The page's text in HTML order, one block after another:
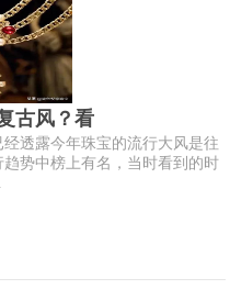
古风？看
透露今年珠宝的流行大风是往
势中榜上有名，当时看到的时